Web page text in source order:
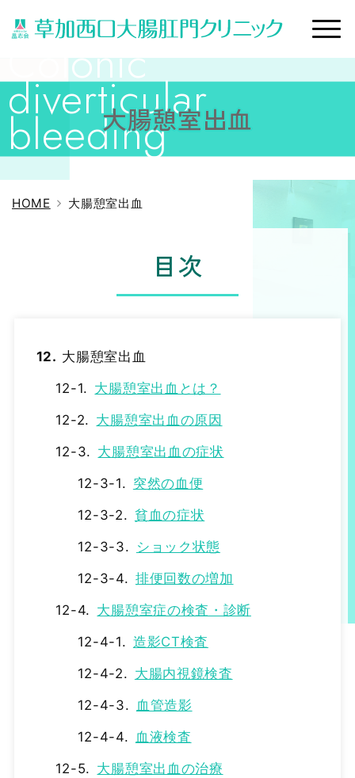
大腸憩室出血
HOME 大腸憩室出血
目次
大腸憩室出血
大腸憩室出血とは？
大腸憩室出血の原因
大腸憩室出血の症状
突然の血便
貧血の症状
ショック状態
排便回数の増加
大腸憩室症の検査・診断
造影CT検査
大腸内視鏡検査
血管造影
血液検査
大腸憩室出血の治療